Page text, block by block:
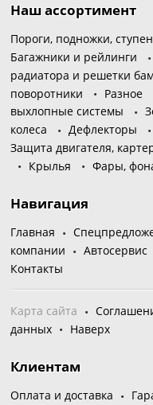
Наш ассортимент
Пороги, подножки,
Багажники и рейлинги
радиатора и решетки
поворотники
Разное
выхлопные системы
колеса
Дефлекторы
Защита двигателя,
Крылья
Фары,
Навигация
Главная
компании
Автосервис
Контакты
Карта сайта
данных
Наверх
Клиентам
Оплата и доставка